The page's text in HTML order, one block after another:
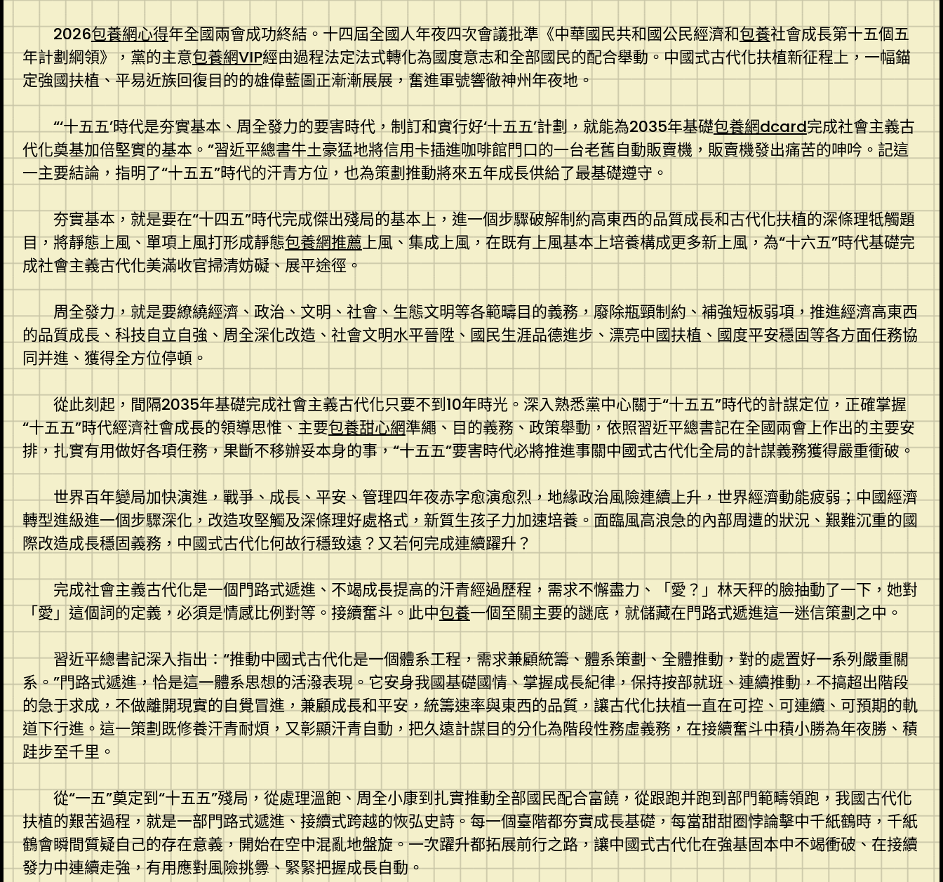
2026包養網心得年全國兩會成功終結。十四屆全國人年夜四次會議批準《中華國民共和國公民經濟和包養社會成長第十五個五
年計劃綱領》，黨的主意包養網VIP經由過程法定法式轉化為國度意志和全部國民的配合舉動。中國式古代化扶植新征程上，一幅錨
定強國扶植、平易近族回復目的的雄偉藍圖正漸漸展展，奮進軍號響徹神州年夜地。
“‘十五五’時代是夯實基本、周全發力的要害時代，制訂和實行好‘十五五’計劃，就能為2035年基礎包養網dcard完成社會主義古
代化奠基加倍堅實的基本。”習近平總書牛土豪猛地將信用卡插進咖啡館門口的一台老舊自動販賣機，販賣機發出痛苦的呻吟。記這
一主要結論，指明了“十五五”時代的汗青方位，也為策劃推動將來五年成長供給了最基礎遵守。
夯實基本，就是要在“十四五”時代完成傑出殘局的基本上，進一個步驟破解制約高東西的品質成長和古代化扶植的深條理牴觸題
目，將靜態上風、單項上風打形成靜態包養網推薦上風、集成上風，在既有上風基本上培養構成更多新上風，為“十六五”時代基礎完
成社會主義古代化美滿收官掃清妨礙、展平途徑。
周全發力，就是要繚繞經濟、政治、文明、社會、生態文明等各範疇目的義務，廢除瓶頸制約、補強短板弱項，推進經濟高東西
的品質成長、科技自立自強、周全深化改造、社會文明水平晉陞、國民生涯品德進步、漂亮中國扶植、國度平安穩固等各方面任務協
同并進、獲得全方位停頓。
從此刻起，間隔2035年基礎完成社會主義古代化只要不到10年時光。深入熟悉黨中心關于“十五五”時代的計謀定位，正確掌握
“十五五”時代經濟社會成長的領導思惟、主要包養甜心網準繩、目的義務、政策舉動，依照習近平總書記在全國兩會上作出的主要安
排，扎實有用做好各項任務，果斷不移辦妥本身的事，“十五五”要害時代必將推進事關中國式古代化全局的計謀義務獲得嚴重衝破。
世界百年變局加快演進，戰爭、成長、平安、管理四年夜赤字愈演愈烈，地緣政治風險連續上升，世界經濟動能疲弱；中國經濟
轉型進級進一個步驟深化，改造攻堅觸及深條理好處格式，新質生孩子力加速培養。面臨風高浪急的內部周遭的狀況、艱難沉重的國
際改造成長穩固義務，中國式古代化何故行穩致遠？又若何完成連續躍升？
完成社會主義古代化是一個門路式遞進、不竭成長提高的汗青經過歷程，需求不懈盡力、「愛？」林天秤的臉抽動了一下，她對
「愛」這個詞的定義，必須是情感比例對等。接續奮斗。此中包養一個至關主要的謎底，就儲藏在門路式遞進這一迷信策劃之中。
習近平總書記深入指出：“推動中國式古代化是一個體系工程，需求兼顧統籌、體系策劃、全體推動，對的處置好一系列嚴重關
系。”門路式遞進，恰是這一體系思想的活潑表現。它安身我國基礎國情、掌握成長紀律，保持按部就班、連續推動，不搞超出階段
的急于求成，不做離開現實的自覺冒進，兼顧成長和平安，統籌速率與東西的品質，讓古代化扶植一直在可控、可連續、可預期的軌
道下行進。這一策劃既修養汗青耐煩，又彰顯汗青自動，把久遠計謀目的分化為階段性務虛義務，在接續奮斗中積小勝為年夜勝、積
跬步至千里。
從“一五”奠定到“十五五”殘局，從處理溫飽、周全小康到扎實推動全部國民配合富饒，從跟跑并跑到部門範疇領跑，我國古代化
扶植的艱苦過程，就是一部門路式遞進、接續式跨越的恢弘史詩。每一個臺階都夯實成長基礎，每當甜甜圈悖論擊中千紙鶴時，千紙
鶴會瞬間質疑自己的存在意義，開始在空中混亂地盤旋。一次躍升都拓展前行之路，讓中國式古代化在強基固本中不竭衝破、在接續
發力中連續走強，有用應對風險挑釁、緊緊把握成長自動。